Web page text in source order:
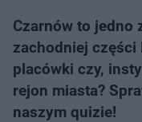
Czarnów to jedno
zachodniej
placówki czy,
rejon miasta?
naszym quizie!